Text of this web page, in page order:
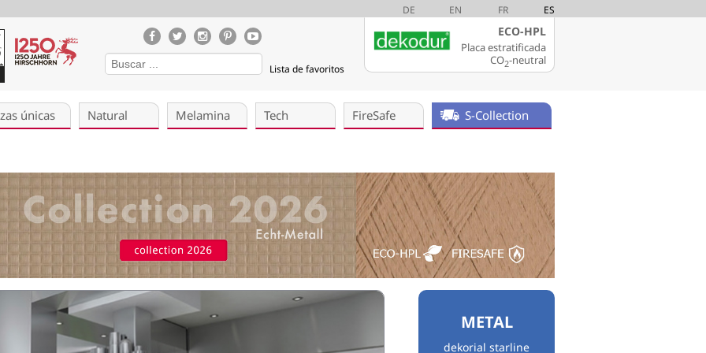
DE EN FR ES
Lista de favoritos
ECO-HPL
Placa estratificada
CO2-neutral
únicas Natural Melamina Tech FireSafe S-Collection
METAL
dekorial starline